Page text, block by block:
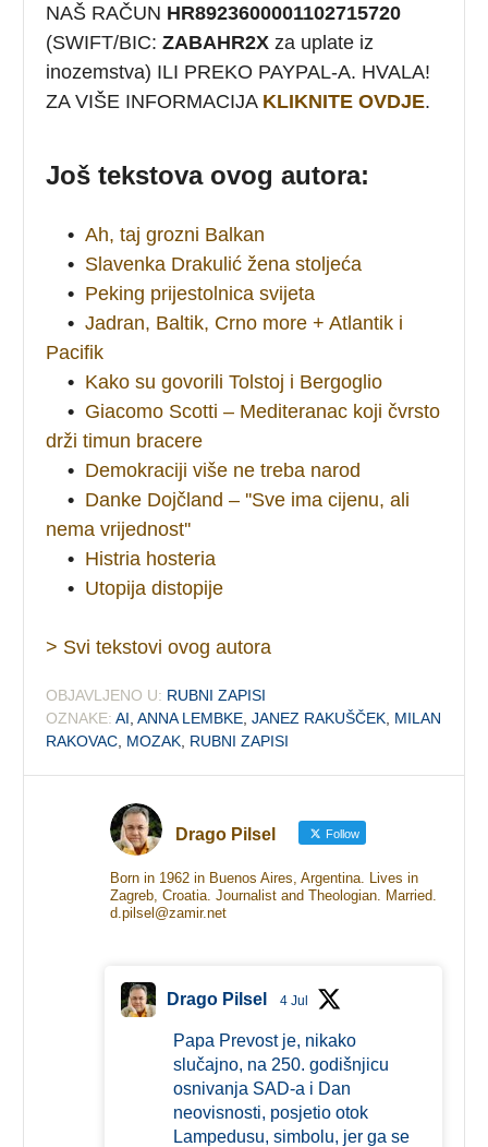
NAŠ RAČUN HR8923600001102715720
(SWIFT/BIC: ZABAHR2X za uplate iz
inozemstva) ILI PREKO PAYPAL-A. HVALA!
ZA VIŠE INFORMACIJA KLIKNITE OVDJE.
Još tekstova ovog autora:
• Ah, taj grozni Balkan
• Slavenka Drakulić žena stoljeća
• Peking prijestolnica svijeta
• Jadran, Baltik, Crno more + Atlantik i
Pacifik
• Kako su govorili Tolstoj i Bergoglio
• Giacomo Scotti – Mediteranac koji čvrsto
drži timun bracere
• Demokraciji više ne treba narod
• Danke Dojčland – ''Sve ima cijenu, ali
nema vrijednost''
• Histria hosteria
• Utopija distopije
> Svi tekstovi ovog autora
OBJAVLJENO U: RUBNI ZAPISI
OZNAKE: AI ,ANNA LEMBKE ,JANEZ RAKUŠČEK MILAN
RAKOVAC MOZAK RUBNI ZAPISI
Drago Pilsel Follow
Born in 1962 in Buenos Aires, Argentina. Lives in
Zagreb, Croatia. Journalist and Theologian. Married.
d.pilsel@zamir.net
Drago Pilsel 4 Jul
Papa Prevost je, nikako
slučajno, na 250. godišnjicu
osnivanja SAD-a i Dan
neovisnosti, posjetio otok
Lampedusu, simbolu, jer ga se